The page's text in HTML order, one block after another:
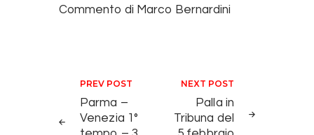
Commento di Marco Bernardini
Navigazione articoli
PREV POST
Parma –
Venezia 1°
NEXT POST
Palla in
Tribuna del